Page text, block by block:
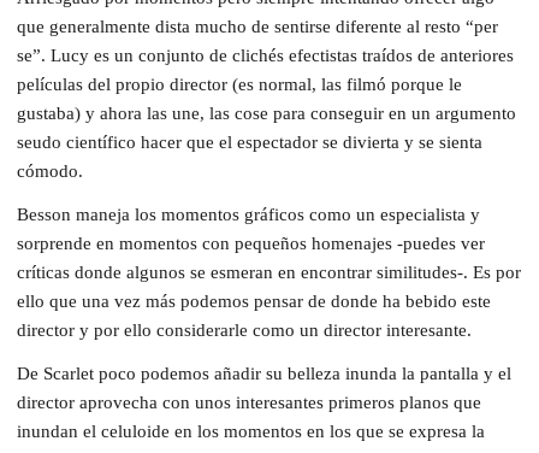
que generalmente dista mucho de sentirse diferente al resto “per
se”. Lucy es un conjunto de clichés efectistas traídos de anteriores
películas del propio director (es normal, las filmó porque le
gustaba) y ahora las une, las cose para conseguir en un argumento
seudo científico hacer que el espectador se divierta y se sienta
cómodo.
Besson maneja los momentos gráficos como un especialista y
sorprende en momentos con pequeños homenajes -puedes ver
críticas donde algunos se esmeran en encontrar similitudes-. Es por
ello que una vez más podemos pensar de donde ha bebido este
director y por ello considerarle como un director interesante.
De Scarlet poco podemos añadir su belleza inunda la pantalla y el
director aprovecha con unos interesantes primeros planos que
inundan el celuloide en los momentos en los que se expresa la